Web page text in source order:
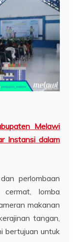
Melawi
Instansi dalam
perlombaan
lomba
makanan
tangan,
bertujuan untuk